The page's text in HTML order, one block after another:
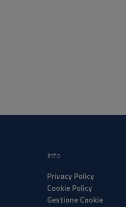
Info
Privacy Policy
Cookie Policy
Gestione Cookie